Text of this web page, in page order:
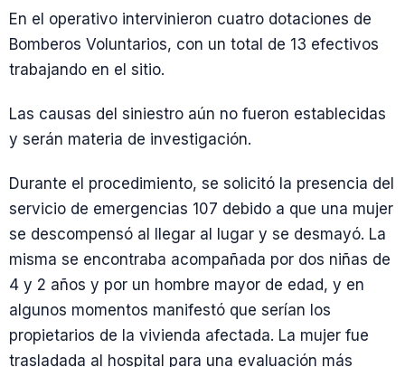
En el operativo intervinieron cuatro dotaciones de
Bomberos Voluntarios, con un total de 13 efectivos
trabajando en el sitio.
Las causas del siniestro aún no fueron establecidas
y serán materia de investigación.
Durante el procedimiento, se solicitó la presencia del
servicio de emergencias 107 debido a que una mujer
se descompensó al llegar al lugar y se desmayó. La
misma se encontraba acompañada por dos niñas de
4 y 2 años y por un hombre mayor de edad, y en
algunos momentos manifestó que serían los
propietarios de la vivienda afectada. La mujer fue
trasladada al hospital para una evaluación más